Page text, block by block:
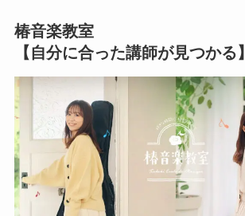
椿音楽教室
【自分に合った講師が見つかる】